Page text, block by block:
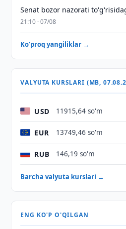
Senat bozor nazorati
21:10 · 07/08
Ko'proq yangiliklar →
VALYUTA KURSLARI (MB,
USD 11915,64 so'm
EUR 13749,46 so'm
RUB 146,19 so'm
Barcha valyuta kurslari →
ENG KO'P O'QILGAN